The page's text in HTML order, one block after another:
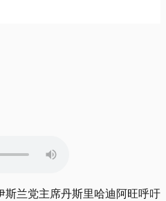
斯兰党主席丹斯里哈迪阿旺呼吁